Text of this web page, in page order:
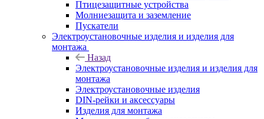
Птицезащитные устройства
Молниезащита и заземление
Пускатели
Электроустановочные изделия и изделия для
монтажа
Назад
Электроустановочные изделия и изделия для
монтажа
Электроустановочные изделия
DIN-рейки и аксессуары
Изделия для монтажа